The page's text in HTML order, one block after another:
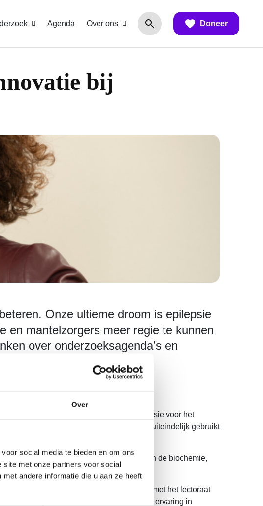
Over
social media te bieden en om ons
site met onze partners voor social
andere informatie die u aan ze heeft
Agenda Over ons Doneer
bij
Onze ultieme droom is epilepsie
en mantelzorgers meer regie te kunnen
over onderzoeksagenda’s en
met zware epilepsie. Zij heeft een passie voor het
meehelpen ontwikkelen en deze uiteindelijk gebruikt
en expertise mooi bij elkaar.”
van Utrecht, faculteit geneeskunde in de biochemie,
industrie.
Life Science & Chemistry. Dit samen met het lectoraat
Universiteit Utrecht. Zij heeft veel ervaring in